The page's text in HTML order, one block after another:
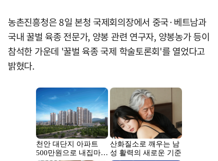
농촌진흥청은 8일 본청 국제회의장에서 중국·베트남과
국내 꿀벌 육종 전문가, 양봉 관련 연구자, 양봉농가 등이
참석한 가운데 '꿀벌 육종 국제 학술토론회'를 열었다고
밝혔다.